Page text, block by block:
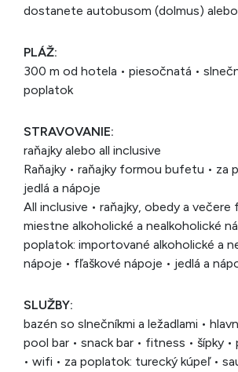
dostanete autobusom (dolmus)
PLÁŽ:
300 m od hotela • piesočnatá •
poplatok
STRAVOVANIE:
raňajky alebo all inclusive
Raňajky • raňajky formou bufetu • za
jedlá a nápoje
All inclusive • raňajky, obedy a
miestne alkoholické a nealkoholické
poplatok: importované alkoholické a
nápoje • fľaškové nápoje • jedlá a
SLUŽBY:
bazén so slnečníkmi a ležadlami •
pool bar • snack bar • fitness • šípky
• wifi • za poplatok: turecký kúpeľ •